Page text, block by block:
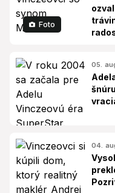
Foto
05.
04.